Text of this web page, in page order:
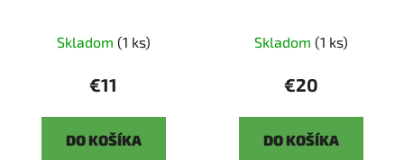
Skladom (1 ks)
€11
DO KOŠÍKA
Skladom (1 ks)
€20
DO KOŠÍKA